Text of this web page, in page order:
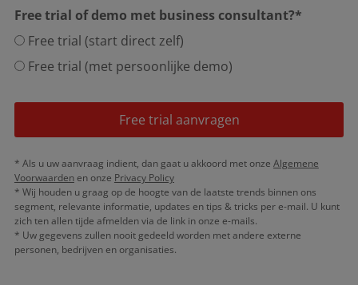
Free trial of demo met business consultant?*
Free trial (start direct zelf)
Free trial (met persoonlijke demo)
Free trial aanvragen
* Als u uw aanvraag indient, dan gaat u akkoord met onze Algemene
Voorwaardenen onze Privacy Policy
* Wij houden u graag op de hoogte van de laatste trends binnen ons
segment, relevante informatie, updates en tips & tricks per e-mail. U kunt
zich ten allen tijde afmelden via de link in onze e-mails.
* Uw gegevens zullen nooit gedeeld worden met andere externe
personen, bedrijven en organisaties.